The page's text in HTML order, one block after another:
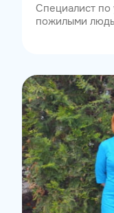
Специалист по
пожилыми